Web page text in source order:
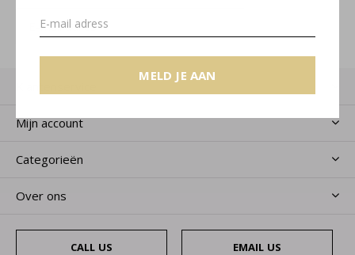
MELD JE AAN
Mijn account
Categorieën
Over ons
CALL US EMAIL US